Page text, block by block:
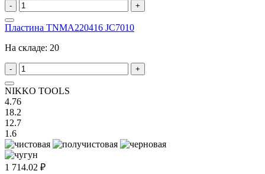
- +
Пластина TNMA220416 JC7010
На складе: 20
- +
NIKKO TOOLS
4.76
18.2
12.7
1.6
1 714.02 ₽